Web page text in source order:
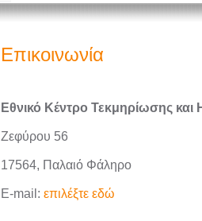
Επικοινωνία
Εθνικό Κέντρο Τεκμηρίωσης και
Ζεφύρου 56
17564, Παλαιό Φάληρο
E-mail: επιλέξτε εδώ